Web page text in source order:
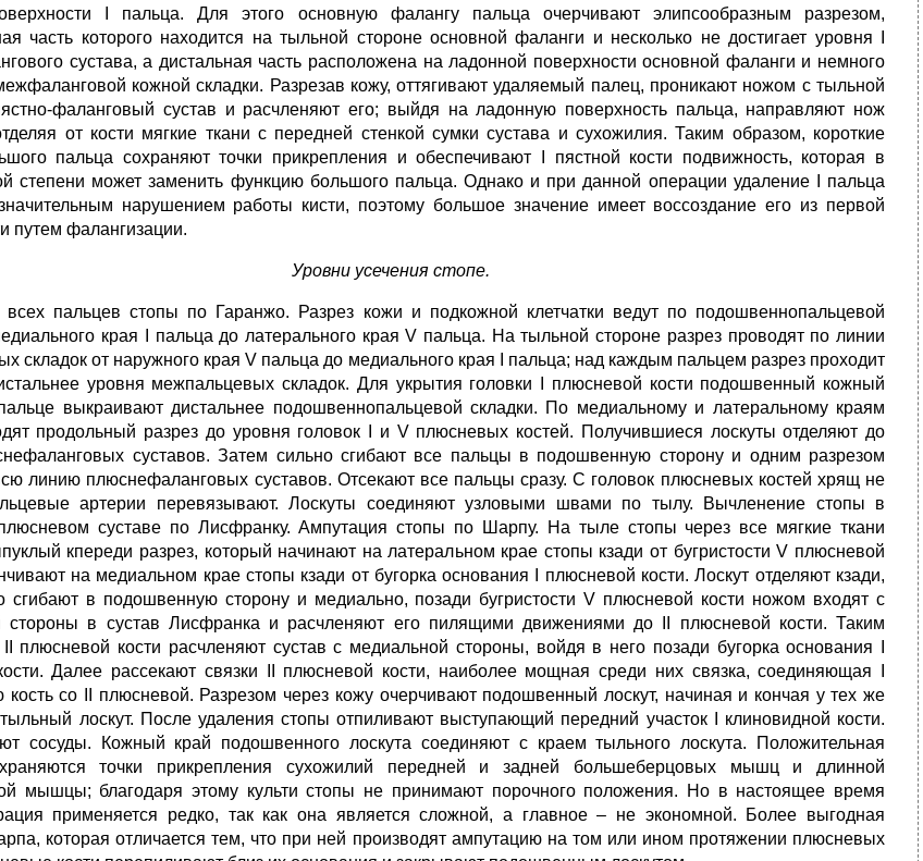
I пальца. Для этого основную фалангу пальца очерчивают элипсообразным разрезом,
часть которого находится на тыльной стороне основной фаланги и несколько не достигает уровня I
сустава, а дистальная часть расположена на ладонной поверхности основной фаланги и немного
кожной складки. Разрезав кожу, оттягивают удаляемый палец, проникают ножом с тыльной
фаланговый сустав и расчленяют его; выйдя на ладонную поверхность пальца, направляют нож
от кости мягкие ткани с передней стенкой сумки сустава и сухожилия. Таким образом, короткие
пальца сохраняют точки прикрепления и обеспечивают I пястной кости подвижность, которая в
степени может заменить функцию большого пальца. Однако и при данной операции удаление I пальца
нарушением работы кисти, поэтому большое значение имеет воссоздание его из первой
путем фалангизации.
Уровни усечения стопе.
всех пальцев стопы по Гаранжо. Разрез кожи и подкожной клетчатки ведут по подошвеннопальцевой
края I пальца до латерального края V пальца. На тыльной стороне разрез проводят по линии
складок от наружного края V пальца до медиального края I пальца; над каждым пальцем разрез проходит
уровня межпальцевых складок. Для укрытия головки I плюсневой кости подошвенный кожный
выкраивают дистальнее подошвеннопальцевой складки. По медиальному и латеральному краям
продольный разрез до уровня головок I и V плюсневых костей. Получившиеся лоскуты отделяют до
суставов. Затем сильно сгибают все пальцы в подошвенную сторону и одним разрезом
линию плюснефаланговых суставов. Отсекают все пальцы сразу. С головок плюсневых костей хрящ не
артерии перевязывают. Лоскуты соединяют узловыми швами по тылу. Вычленение стопы в
суставе по Лисфранку. Ампутация стопы по Шарпу. На тыле стопы через все мягкие ткани
кпереди разрез, который начинают на латеральном крае стопы кзади от бугристости V плюсневой
на медиальном крае стопы кзади от бугорка основания I плюсневой кости. Лоскут отделяют кзади,
сгибают в подошвенную сторону и медиально, позади бугристости V плюсневой кости ножом входят с
стороны в сустав Лисфранка и расчленяют его пилящими движениями до II плюсневой кости. Таким
плюсневой кости расчленяют сустав с медиальной стороны, войдя в него позади бугорка основания I
Далее рассекают связки II плюсневой кости, наиболее мощная среди них связка, соединяющая I
кость со II плюсневой. Разрезом через кожу очерчивают подошвенный лоскут, начиная и кончая у тех же
лоскут. После удаления стопы отпиливают выступающий передний участок I клиновидной кости.
сосуды. Кожный край подошвенного лоскута соединяют с краем тыльного лоскута. Положительная
точки прикрепления сухожилий передней и задней большеберцовых мышц и длинной
мышцы; благодаря этому культи стопы не принимают порочного положения. Но в настоящее время
применяется редко, так как она является сложной, а главное – не экономной. Более выгодная
которая отличается тем, что при ней производят ампутацию на том или ином протяжении плюсневых